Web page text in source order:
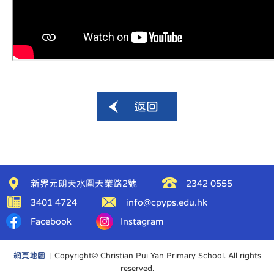
返回
新界元朗天水圍天業路2號 2342 0555
3401 4724 info@cpyps.edu.hk
Facebook Instagram
網頁地圖
| Copyright© Christian Pui Yan Primary School. All rights
reserved.